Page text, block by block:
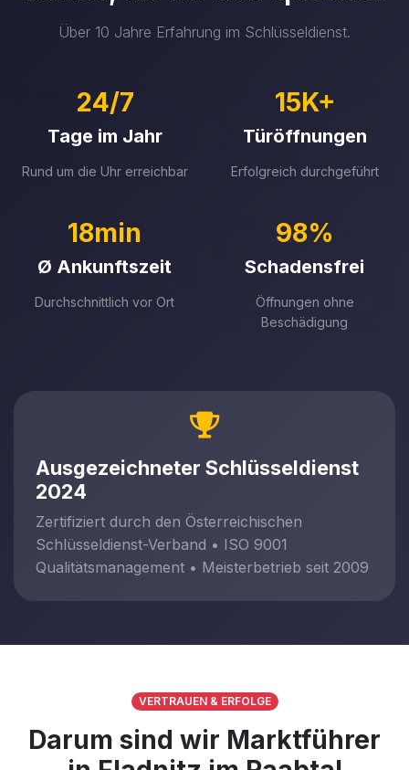
Über 10 Jahre Erfahrung im Schlüsseldienst.
24/7
Tage im Jahr
Rund um die Uhr erreichbar
15K+
Türöffnungen
Erfolgreich durchgeführt
18min
Ø Ankunftszeit
Durchschnittlich vor Ort
98%
Schadensfrei
Öffnungen ohne
Beschädigung
Ausgezeichneter Schlüsseldienst
2024
Zertifiziert durch den Österreichischen
Schlüsseldienst-Verband • ISO 9001
Qualitätsmanagement • Meisterbetrieb seit 2009
VERTRAUEN & ERFOLGE
Darum sind wir Marktführer